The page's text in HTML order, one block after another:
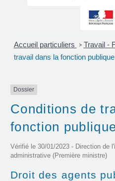
Accueil particuliers > Travail -
travail dans la fonction publique
Dossier
Conditions de
fonction
Vérifié le 30/01/2023 - Direction de
administrative (Première ministre)
Droit des agents